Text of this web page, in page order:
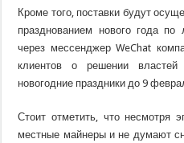
Кроме того, поставки будут
празднованием нового года
через мессенджер WeChat
клиентов о решении властей
новогодние праздники до 9
Стоит отметить, что несмотря
местные майнеры и не думают